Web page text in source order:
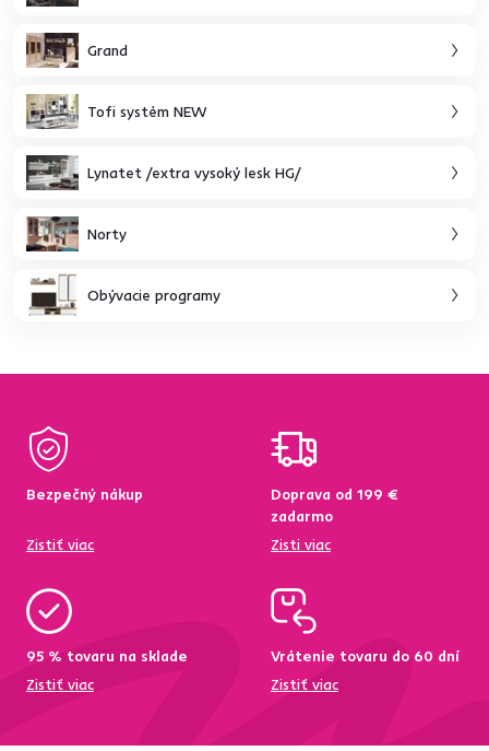
Grand
Tofi systém NEW
Lynatet /extra vysoký lesk HG/
Norty
Obývacie programy
Bezpečný nákup
Zistiť viac
Doprava od 199 €
zadarmo
Zisti viac
95 % tovaru na sklade
Zistiť viac
Vrátenie tovaru do 60 dní
Zistiť viac